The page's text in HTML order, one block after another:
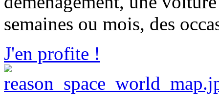
semaines ou mois, des
J'en profite !